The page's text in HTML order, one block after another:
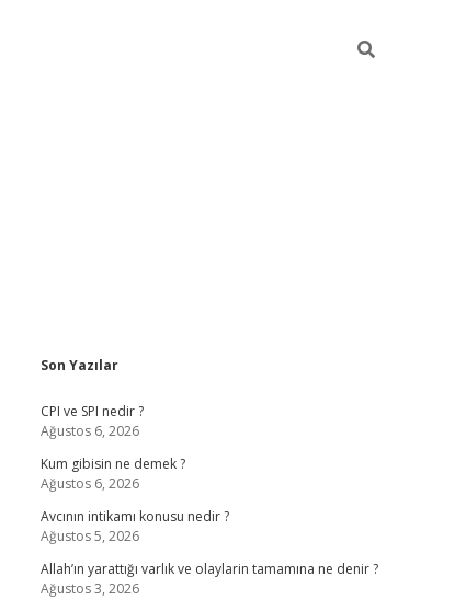
Sidebar
Son Yazılar
CPI ve SPI nedir ?
Ağustos 6, 2026
Kum gibisin ne demek ?
Ağustos 6, 2026
Avcının intikamı konusu nedir ?
Ağustos 5, 2026
Allah’ın yarattığı varlık ve olaylarin tamamına ne denir ?
Ağustos 3, 2026